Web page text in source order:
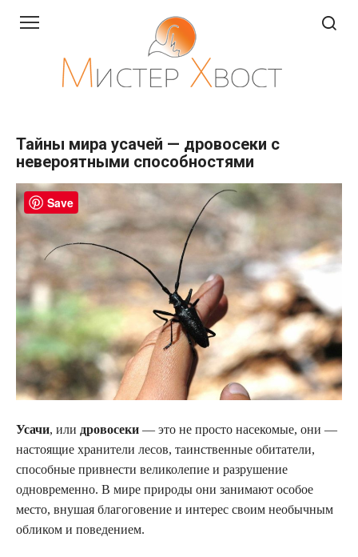
Тайны мира усачей — дровосеки с
невероятными способностями
Усачи, или дровосеки — это не просто насекомые, они —
настоящие хранители лесов, таинственные обитатели,
способные привнести великолепие и разрушение
одновременно. В мире природы они занимают особое
место, внушая благоговение и интерес своим необычным
обликом и поведением.
Save